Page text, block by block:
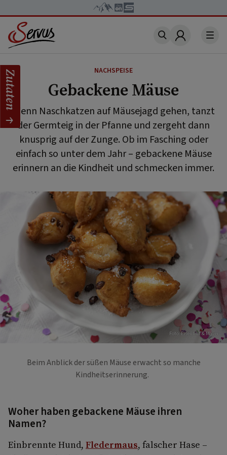
Account
NACHSPEISE
Gebackene Mäuse
Wenn Naschkatzen auf Mäusejagd gehen, tanzt
der Germteig in der Pfanne und zergeht dann
knusprig auf der Zunge. Ob im Fasching oder
einfach so unter dem Jahr – gebackene Mäuse
erinnern an die Kindheit und schmecken immer.
Foto: Eisenhut & Mayer
Beim Anblick der süßen Mäuse erwacht so manche
Kindheitserinnerung.
Woher haben gebackene Mäuse ihren
Namen?
Einbrennte Hund, Fledermaus, falscher Hase –
Zutaten